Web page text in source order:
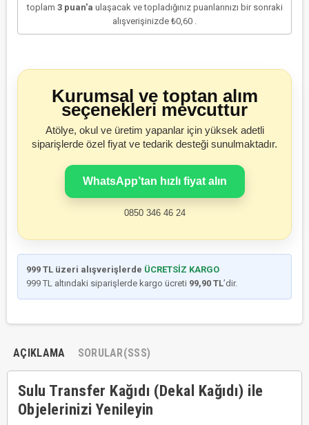
toplam 3puan'a ulaşacak ve topladığınız puanlarınızı bir sonraki
alışverişinizde ₺0,60 .
Kurumsal ve toptan alım
seçenekleri mevcuttur
Atölye, okul ve üretim yapanlar için yüksek adetli
siparişlerde özel fiyat ve tedarik desteği sunulmaktadır.
WhatsApp’tan hızlı fiyat alın
0850 346 46 24
999 TL üzeri alışverişlerde ÜCRETSİZ KARGO
999 TL altındaki siparişlerde kargo ücreti 99,90 TL’dir.
AÇIKLAMA SORULAR(SSS)
Sulu Transfer Kağıdı (Dekal Kağıdı) ile
Objelerinizi Yenileyin